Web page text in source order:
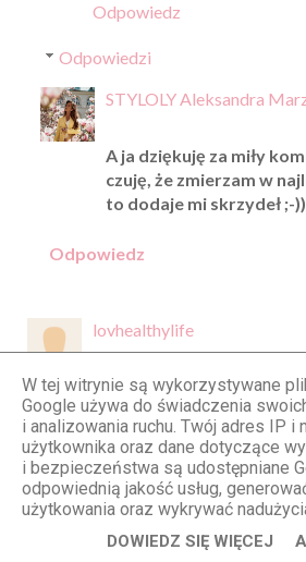
Odpowiedz
Odpowiedzi
STYLOLY Aleksandra
A ja dziękuję za miły
czuję, że zmierzam w
to dodaje mi skrzydeł ;-))
Odpowiedz
lovhealthylife
Bardzo fajny look! :D
Odpowiedz
Anonimowy
WYDAJE MI SIĘ ŻE
W tej witrynie są wykorzystywane
Google używa do świadczenia
i analizowania ruchu. Twój adres IP i
użytkownika oraz dane dotyczące
i bezpieczeństwa są udostępniane
odpowiednią jakość usług,
użytkowania oraz wykrywać
DOWIEDZ SIĘ WIĘCEJ